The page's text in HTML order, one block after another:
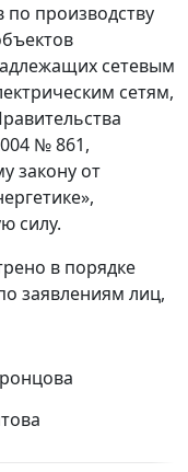
по производству
сетевым
сетям,
№ 861,
закону от
силу.
в порядке
заявлениям лиц,